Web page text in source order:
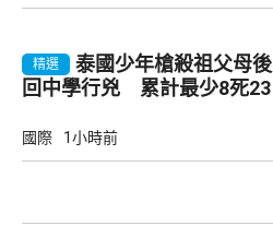
精選
泰國少年槍殺祖父母後
回中學行兇 累計最少8死23
國際 1小時前